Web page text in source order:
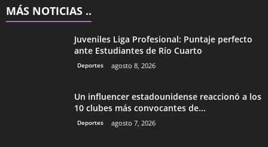
MÁS NOTICIAS ..
Juveniles Liga Profesional: Puntaje perfecto
ante Estudiantes de Río Cuarto
Deportes agosto 8, 2026
Un influencer estadounidense reaccionó a los
10 clubes más convocantes de...
Deportes agosto 7, 2026